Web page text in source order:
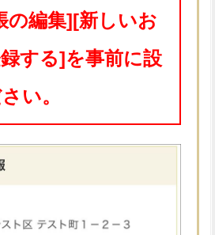
の編集][新しいお
する]を事前に設
い。